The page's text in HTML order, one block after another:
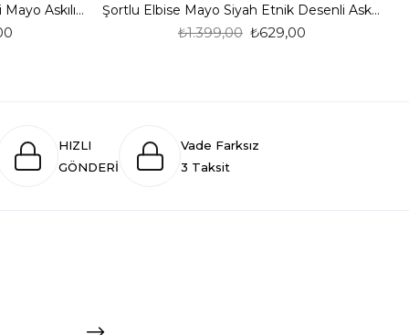
Starinci Düz Siyah Taytli Elbiseli Mayo Askılı Model Şortlu Elbise Mayo Siyah Etnik Desenli Askılı Model
₺629,00
₺1.399,00
HIZLI
GÖNDERİ
Vade Farksız
3 Taksit